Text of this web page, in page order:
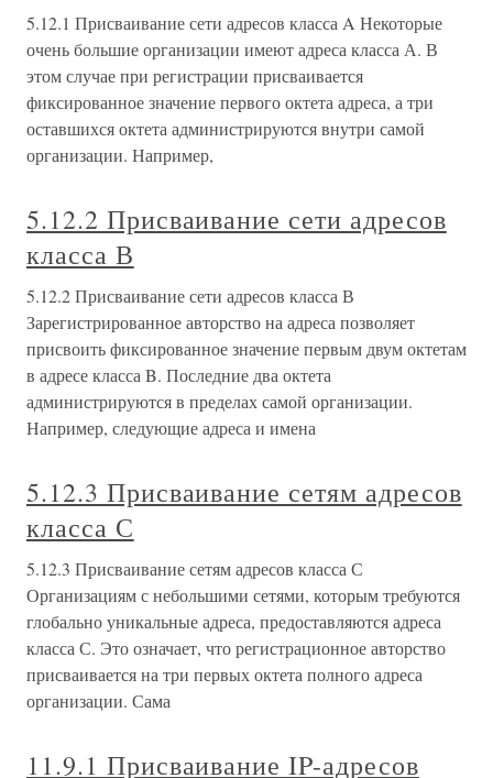
5.12.1 Присваивание сети адресов класса A Некоторые
очень большие организации имеют адреса класса А. В
этом случае при регистрации присваивается
фиксированное значение первого октета адреса, а три
оставшихся октета администрируются внутри самой
организации. Например,
5.12.2 Присваивание сети адресов
класса В
5.12.2 Присваивание сети адресов класса В
Зарегистрированное авторство на адреса позволяет
присвоить фиксированное значение первым двум октетам
в адресе класса B. Последние два октета
администрируются в пределах самой организации.
Например, следующие адреса и имена
5.12.3 Присваивание сетям адресов
класса С
5.12.3 Присваивание сетям адресов класса С
Организациям с небольшими сетями, которым требуются
глобально уникальные адреса, предоставляются адреса
класса С. Это означает, что регистрационное авторство
присваивается на три первых октета полного адреса
организации. Сама
11.9.1 Присваивание IP-адресов